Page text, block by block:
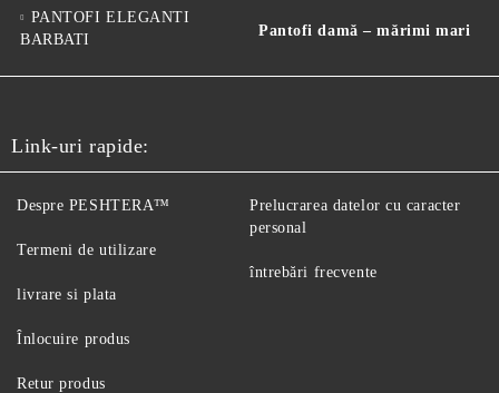
PANTOFI ELEGANTI
BARBATI
Pantofi damă – mărimi mari
Link-uri rapide:
Despre PESHTERA™
Termeni de utilizare
livrare si plata
Înlocuire produs
Retur produs
Prelucrarea datelor cu caracter
personal
întrebări frecvente